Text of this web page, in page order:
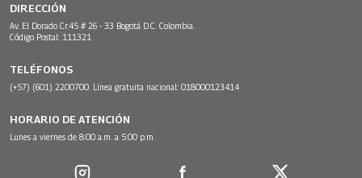
DIRECCIÓN
Av. El Dorado Cr.45 # 26 - 33 Bogotá D.C. Colombia.
Código Postal: 111321
TELÉFONOS
(+57) (601) 2200700. Línea gratuita nacional: 018000123414
HORARIO DE ATENCIÓN
Lunes a viernes de 8:00 a.m. a 5:00 p.m.